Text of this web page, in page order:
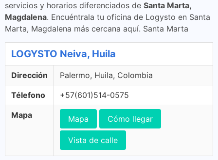
servicios y horarios diferenciados de Santa Marta,
Magdalena. Encuéntrala tu oficina de Logysto en Santa
Marta, Magdalena más cercana aquí. Santa Marta
LOGYSTO Neiva, Huila
Dirección Palermo, Huila, Colombia
Télefono +57(601)514-0575
Mapa Mapa Cómo llegar
Vista de calle